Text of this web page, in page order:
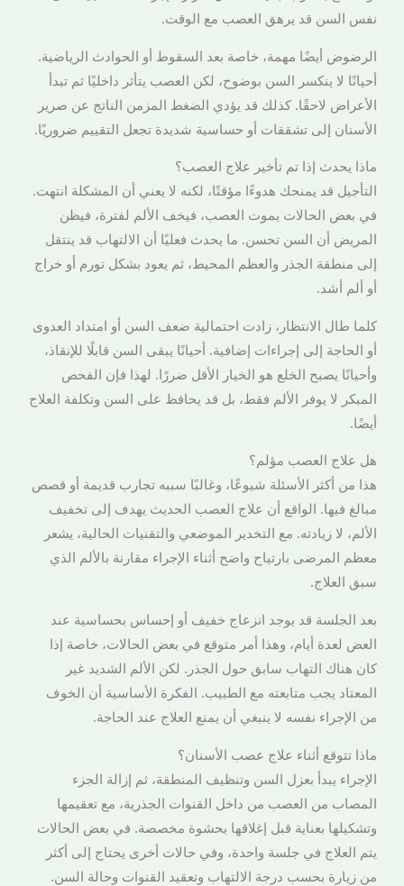
نفس السن قد يرهق العصب مع الوقت.
الرضوض أيضًا مهمة، خاصة بعد السقوط أو الحوادث الرياضية.
أحيانًا لا ينكسر السن بوضوح، لكن العصب يتأثر داخليًا ثم تبدأ
الأعراض لاحقًا. كذلك قد يؤدي الضغط المزمن الناتج عن صرير
الأسنان إلى تشققات أو حساسية شديدة تجعل التقييم ضروريًا.
ماذا يحدث إذا تم تأخير علاج العصب؟
التأجيل قد يمنحك هدوءًا مؤقتًا، لكنه لا يعني أن المشكلة انتهت.
في بعض الحالات يموت العصب، فيخف الألم لفترة، فيظن
المريض أن السن تحسن. ما يحدث فعليًا أن الالتهاب قد ينتقل
إلى منطقة الجذر والعظم المحيط، ثم يعود بشكل تورم أو خراج
أو ألم أشد.
كلما طال الانتظار، زادت احتمالية ضعف السن أو امتداد العدوى
أو الحاجة إلى إجراءات إضافية. أحيانًا يبقى السن قابلًا للإنقاذ،
وأحيانًا يصبح الخلع هو الخيار الأقل ضررًا. لهذا فإن الفحص
المبكر لا يوفر الألم فقط، بل قد يحافظ على السن وتكلفة العلاج
أيضًا.
هل علاج العصب مؤلم؟
هذا من أكثر الأسئلة شيوعًا، وغالبًا سببه تجارب قديمة أو قصص
مبالغ فيها. الواقع أن علاج العصب الحديث يهدف إلى تخفيف
الألم، لا زيادته. مع التخدير الموضعي والتقنيات الحالية، يشعر
معظم المرضى بارتياح واضح أثناء الإجراء مقارنة بالألم الذي
سبق العلاج.
بعد الجلسة قد يوجد انزعاج خفيف أو إحساس بحساسية عند
العض لعدة أيام، وهذا أمر متوقع في بعض الحالات، خاصة إذا
كان هناك التهاب سابق حول الجذر. لكن الألم الشديد غير
المعتاد يجب متابعته مع الطبيب. الفكرة الأساسية أن الخوف
من الإجراء نفسه لا ينبغي أن يمنع العلاج عند الحاجة.
ماذا تتوقع أثناء علاج عصب الأسنان؟
الإجراء يبدأ بعزل السن وتنظيف المنطقة، ثم إزالة الجزء
المصاب من العصب من داخل القنوات الجذرية، مع تعقيمها
وتشكيلها بعناية قبل إغلاقها بحشوة مخصصة. في بعض الحالات
يتم العلاج في جلسة واحدة، وفي حالات أخرى يحتاج إلى أكثر
من زيارة بحسب درجة الالتهاب وتعقيد القنوات وحالة السن.